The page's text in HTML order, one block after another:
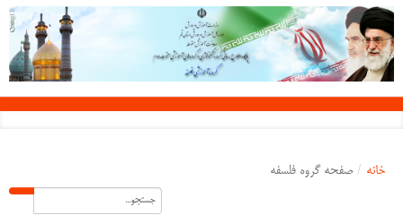
خانه / صفحه گروه فلسفه